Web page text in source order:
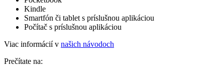
Kindle
Smartfón či tablet s príslušnou aplikáciou
Počítač s príslušnou aplikáciou
Viac informácií v našich návodoch
Prečítate na: